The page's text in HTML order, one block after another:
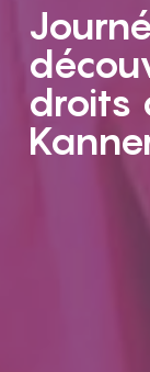
droits